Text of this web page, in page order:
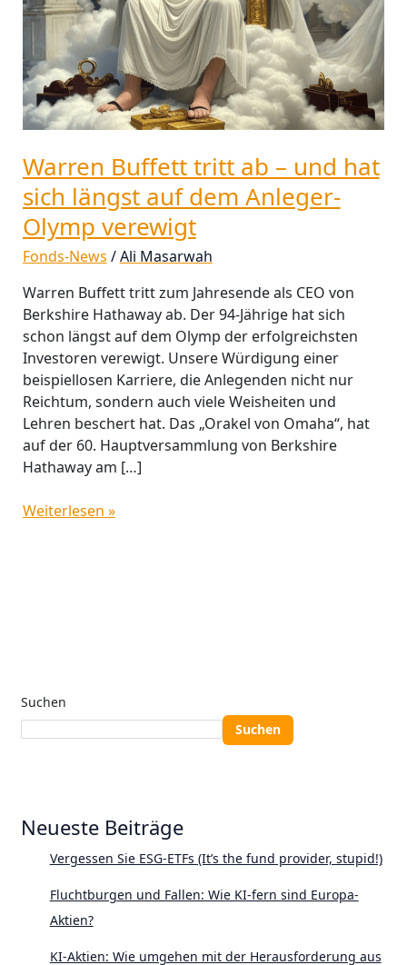
Warren Buffett tritt ab – und hat
sich längst auf dem Anleger-
Olymp verewigt
Fonds-News /Ali Masarwah
Warren Buffett tritt zum Jahresende als CEO von
Berkshire Hathaway ab. Der 94-Jährige hat sich
schon längst auf dem Olymp der erfolgreichsten
Investoren verewigt. Unsere Würdigung einer
beispiellosen Karriere, die Anlegenden nicht nur
Reichtum, sondern auch viele Weisheiten und
Lehren beschert hat. Das „Orakel von Omaha“, hat
auf der 60. Hauptversammlung von Berkshire
Hathaway am […]
hat
sich
längst
auf
dem
Anleger-
verewigt
Weiterlesen »
Suchen
Suchen
Neueste Beiträge
Vergessen Sie ESG-ETFs (It’s the fund provider, stupid!)
Fluchtburgen und Fallen: Wie KI-fern sind Europa-
Aktien?
KI-Aktien: Wie umgehen mit der Herausforderung aus